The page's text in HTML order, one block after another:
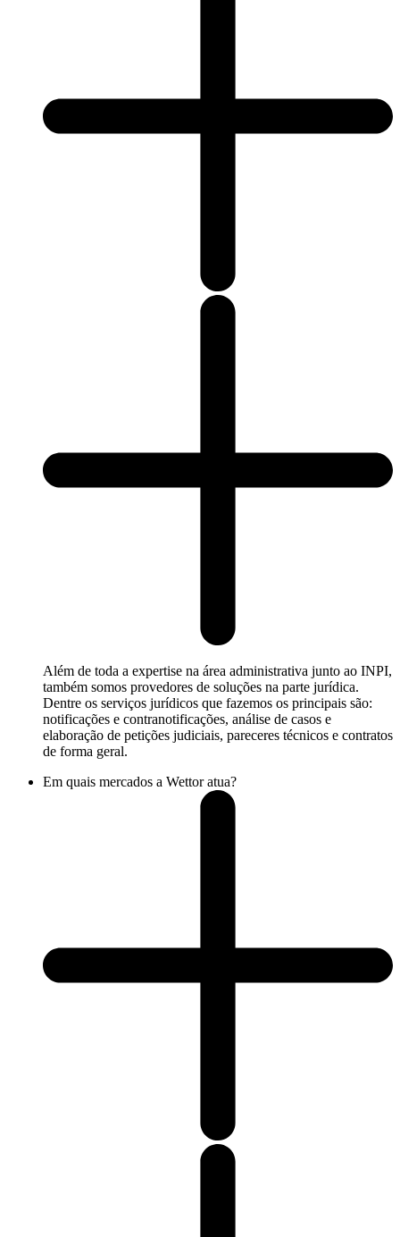
Além de toda a expertise na área administrativa junto ao INPI,
também somos provedores de soluções na parte jurídica.
Dentre os serviços jurídicos que fazemos os principais são:
notificações e contranotificações, análise de casos e
elaboração de petições judiciais, pareceres técnicos e contratos
de forma geral.
Em quais mercados a Wettor atua?